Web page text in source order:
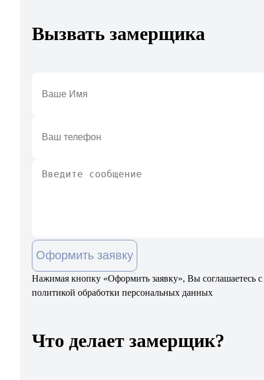
Вызвать замерщика
Оформить заявку
Нажимая кнопку «Оформить заявку», Вы соглашаетесь с
политикой обработки персональных данных
Что делает замерщик?